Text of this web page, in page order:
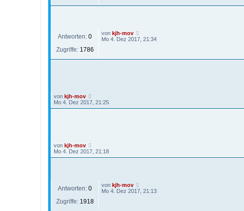
Antworten: 0
Zugriffe: 1786
von kjh-mov
Mo 4. Dez 2017, 21:34
von kjh-mov
Mo 4. Dez 2017, 21:25
von kjh-mov
Mo 4. Dez 2017, 21:18
Antworten: 0
Zugriffe: 1918
von kjh-mov
Mo 4. Dez 2017, 21:13